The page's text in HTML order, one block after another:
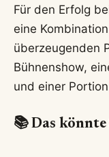
Für den Erfolg
eine
überzeugenden
Bühnenshow,
und einer
📚 Das